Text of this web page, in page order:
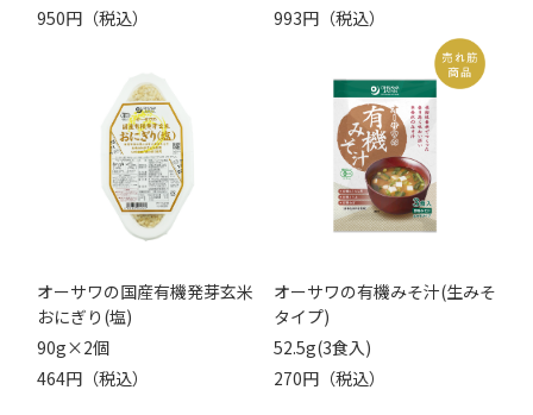
950円（税込）
993円（税込）
オーサワの国産有機発芽玄米
おにぎり(塩)
90g×2個
464円（税込）
オーサワの有機みそ汁(生みそ
タイプ)
52.5g(3食入)
270円（税込）